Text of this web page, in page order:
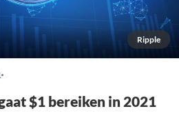
Ripple
$1 bereiken in 2021